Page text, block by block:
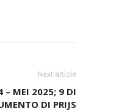
Next article
– MEI 2025; 9 DI
DI PRIJS